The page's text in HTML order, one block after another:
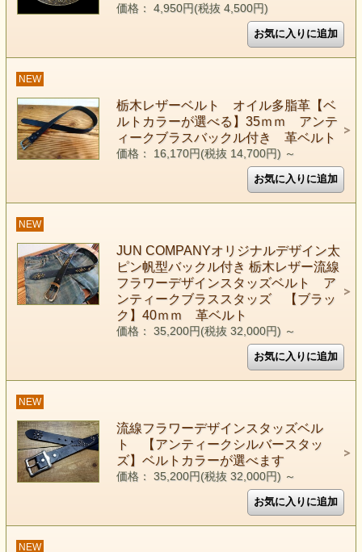
価格： 4,950円(税抜 4,500円)
NEW
栃木レザーベルト オイル多脂革【ベ
ルトカラーが選べる】35ｍｍ アンテ
ィークブラスバックル付き 革ベルト
価格： 16,170円(税抜 14,700円) ～
NEW
JUN COMPANYオリジナルデザイン太
ピン帆型バックル付き 栃木レザー流線
フラワーデザインスタッズベルト ア
ンティークブラススタッズ 【ブラッ
ク】40ｍｍ 革ベルト
価格： 35,200円(税抜 32,000円) ～
NEW
流線フラワーデザインスタッズベル
ト 【アンティークシルバースタッ
ズ】ベルトカラーが選べます
価格： 35,200円(税抜 32,000円) ～
NEW